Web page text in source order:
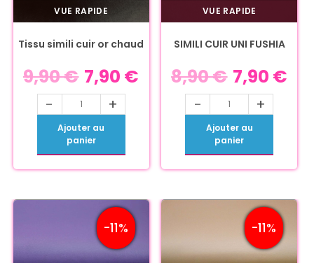
VUE RAPIDE
Tissu simili cuir or chaud
9,90€ 7,90 €
- +
Ajouter au
panier
VUE RAPIDE
SIMILI CUIR UNI FUSHIA
8,90€ 7,90 €
- +
Ajouter au
panier
-11% -11%